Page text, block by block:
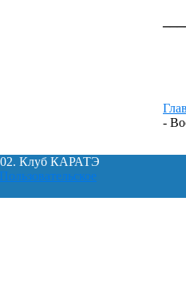
-
Клуб КАРАТЭ
Пользовательское